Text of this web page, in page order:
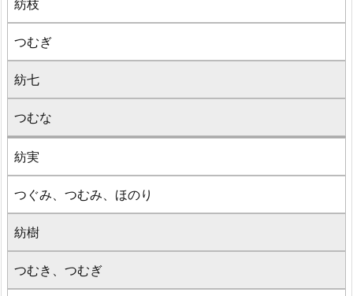
紡枝
つむぎ
紡七
つむな
紡実
つぐみ、つむみ、ほのり
紡樹
つむき、つむぎ